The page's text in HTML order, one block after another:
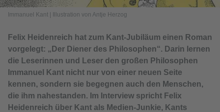
Immanuel Kant Illustration von Antje Herzog
Felix Heidenreich hat zum Kant-Jubiläum einen Roman
vorgelegt: „Der Diener des Philosophen“. Darin lernen
die Leserinnen und Leser den großen Philosophen
Immanuel Kant nicht nur von einer neuen Seite
kennen, sondern sie begegnen auch den Menschen,
die ihm nahestanden. Im Interview spricht Felix
Heidenreich über Kant als Medien-Junkie, Kants